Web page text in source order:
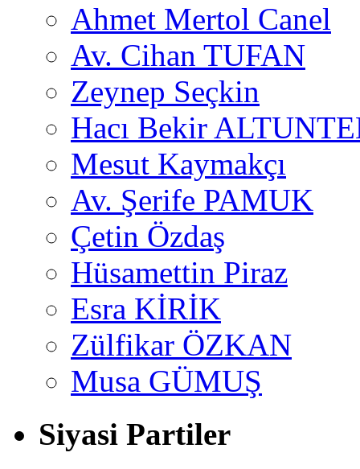
Ahmet Mertol Canel
Av. Cihan TUFAN
Zeynep Seçkin
Hacı Bekir
Mesut Kaymakçı
Av. Şerife PAMUK
Çetin Özdaş
Hüsamettin Piraz
Esra KİRİK
Zülfikar ÖZKAN
Musa GÜMUŞ
Siyasi Partiler